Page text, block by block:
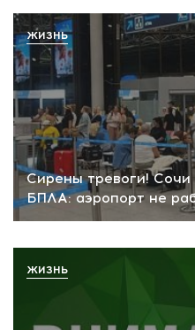
Сирены тревоги! Сочи
БПЛА: аэропорт не
ЖИЗНЬ
ЖИЗНЬ